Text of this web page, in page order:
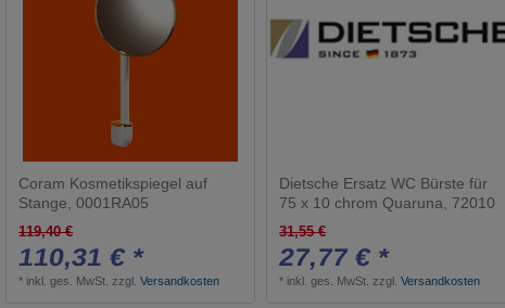
Dietsche
Coram Kosmetikspiegel auf
Stange, 0001RA05
119,40 €
110,31 € *
* inkl. ges. MwSt. zzgl.Versandkosten
Dietsche Ersatz WC Bürste für
75 x 10 chrom Quaruna, 72010
31,55 €
27,77 € *
* inkl. ges. MwSt. zzgl.Versandkosten